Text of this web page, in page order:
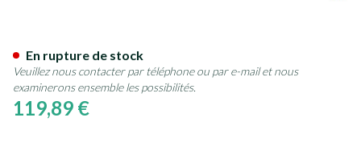
119,89 €
En rupture de stock
Veuillez nous contacter par téléphone ou par e-mail et nous
examinerons ensemble les possibilités.